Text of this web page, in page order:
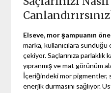
Elseve, mor şampuanın
marka, kullanıcılara
çekiyor. Saçlarınıza parlaklık
yıpranmış ve mat görünüm
İçeriğindeki mor pigmentler,
enerjik durmasını sağlıyor.